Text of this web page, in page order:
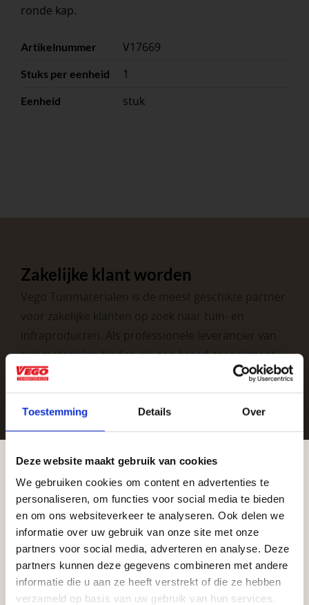
Toestemming Details Over
Deze website maakt gebruik van cookies
We gebruiken cookies om content en advertenties te
personaliseren, om functies voor social media te bieden
en om ons websiteverkeer te analyseren. Ook delen we
informatie over uw gebruik van onze site met onze
partners voor social media, adverteren en analyse. Deze
partners kunnen deze gegevens combineren met andere
informatie die u aan ze heeft verstrekt of die ze hebben
verzameld op basis van uw gebruik van hun services.
ronde kap.
Artikelnummer V17669
Stuks per eenheid 1
Eenheid stuk
Zakelijke klant worden
Vego Tuinmaterialen is de meest geschikte partner
voor zakelijke klanten op zoek naar tuin- en
infraproducten. Als professionele leverancier van
tuinmaterialen bieden wij een breed assortiment
aan producten van topkwaliteit. Lees meer over de
zakelijke mogelijkheden.
Vrijblijvend advies?
Geen probleem, wij hebben alles voor uw
Aangepaste openingstijden tijdens de
vakantieperiode
Waardenburg en Vego Dordrecht hanteren tijdens
de vakantieperiode aangepaste openingstijden op
zaterdag. Bekijk de vestigingspagina voor de